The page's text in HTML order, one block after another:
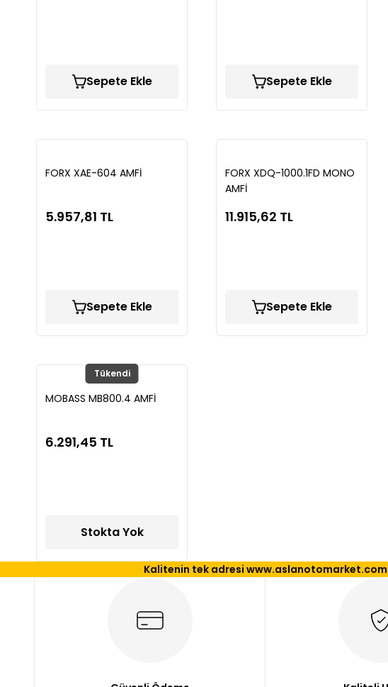
Sepete Ekle Sepete Ekle
FORX XAE-604 AMFİ
5.957,81 TL
Sepete Ekle
FORX XDQ-1000.1FD MONO
AMFİ
11.915,62 TL
Sepete Ekle
Tükendi
MOBASS MB800.4 AMFİ
6.291,45 TL
Stokta Yok
Kalitenin tek adresi www.aslanotomarket.com